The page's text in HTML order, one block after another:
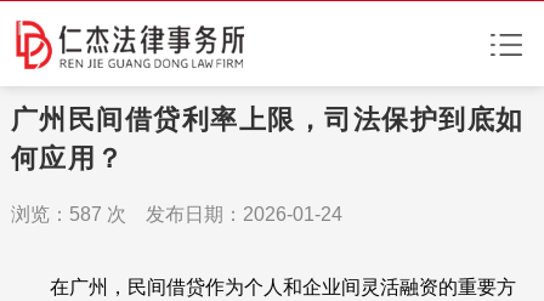
广州民间借贷利率上限，司法保护到底如
何应用？
浏览： 587 次 发布日期：2026-01-24
在广州，民间借贷作为个人和企业间灵活融资的重要方